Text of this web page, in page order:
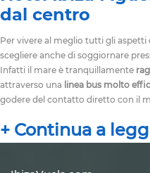
dal centro
Per vivere al meglio tutti gli aspetti
scegliere anche di soggiornare
Infatti il mare è tranquillamente
attraverso una linea bus molto
godere del contatto diretto con il
visitare le moltebellezzepresenti
dell’UNESCO, è davvero molto